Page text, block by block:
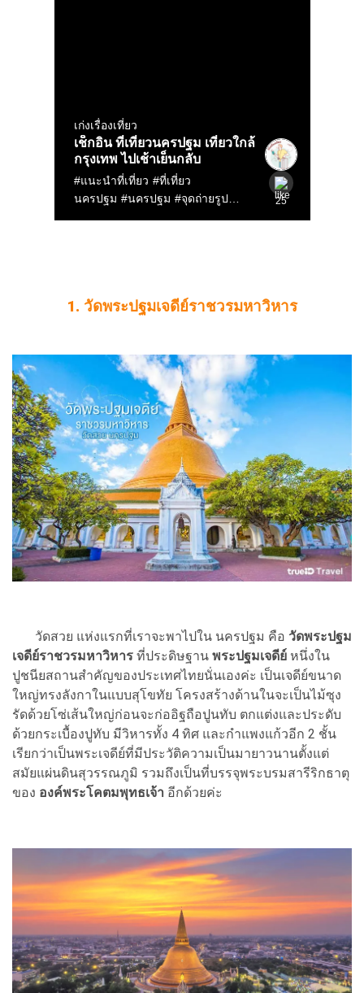
1. วัดพระปฐมเจดีย์ราชวรมหาวิหาร
วัดสวย แห่งแรกที่เราจะพาไปใน นครปฐม คือ วัดพระปฐม
เจดีย์ราชวรมหาวิหาร ที่ประดิษฐาน พระปฐมเจดีย์ หนึ่งใน
ปูชนียสถานสำคัญของประเทศไทยนั่นเองค่ะ เป็นเจดีย์ขนาด
ใหญ่ทรงลังกาในแบบสุโขทัย โครงสร้างด้านในจะเป็นไม้ซุง
รัดด้วยโซ่เส้นใหญ่ก่อนจะก่ออิฐถือปูนทับ ตกแต่งและประดับ
ด้วยกระเบื้องปูทับ มีวิหารทั้ง 4 ทิศ และกำแพงแก้วอีก 2 ชั้น
เรียกว่าเป็นพระเจดีย์ที่มีประวัติความเป็นมายาวนานตั้งแต่
สมัยแผ่นดินสุวรรณภูมิ รวมถึงเป็นที่บรรจุพระบรมสารีริกธาตุ
ของ องค์พระโคตมพุทธเจ้า อีกด้วยค่ะ